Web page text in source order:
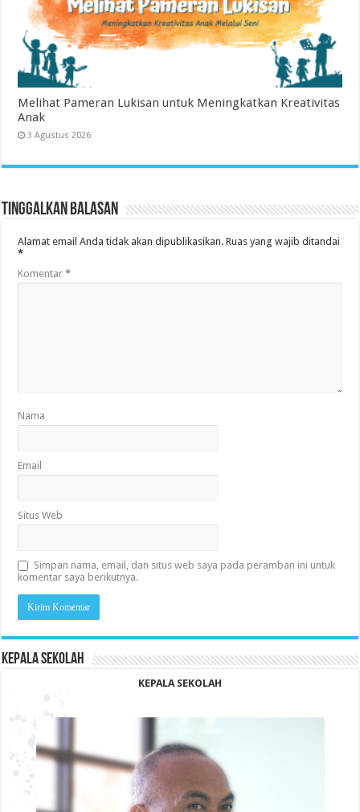
Melihat Pameran Lukisan untuk Meningkatkan Kreativitas
Anak
3 Agustus 2026
Tinggalkan Balasan
Alamat email Anda tidak akan dipublikasikan. Ruas yang wajib ditandai
*
Komentar*
Nama
Email
Situs Web
Simpan nama, email, dan situs web saya pada peramban ini untuk
komentar saya berikutnya.
KEPALA SEKOLAH
KEPALA SEKOLAH